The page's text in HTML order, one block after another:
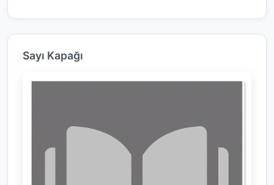
Sayı Kapağı